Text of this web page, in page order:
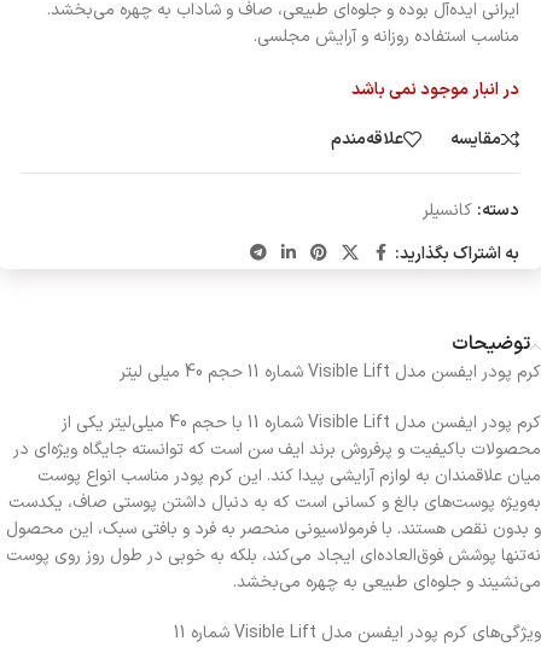
ایرانی ایده‌آل بوده و جلوه‌ای طبیعی، صاف و شاداب به چهره می‌بخشد.
مناسب استفاده روزانه و آرایش مجلسی.
در انبار موجود نمی باشد
مقایسه
علاقه‌مندم
دسته: کانسیلر
به اشتراک بگذارید:
توضیحات
کرم پودر ایفسن مدل Visible Lift شماره 11 حجم 40 میلی لیتر
کرم پودر ایفسن مدل Visible Lift شماره 11 با حجم 40 میلی‌لیتر یکی از
محصولات باکیفیت و پرفروش برند ایف سن است که توانسته جایگاه ویژه‌ای در
میان علاقمندان به لوازم آرایشی پیدا کند. این کرم پودر مناسب انواع پوست
به‌ویژه پوست‌های بالغ و کسانی‌ است که به دنبال داشتن پوستی صاف، یکدست
و بدون نقص هستند. با فرمولاسیونی منحصر به فرد و بافتی سبک، این محصول
نه‌تنها پوشش فوق‌العاده‌ای ایجاد می‌کند، بلکه به خوبی در طول روز روی پوست
می‌نشیند و جلوه‌ای طبیعی به چهره می‌بخشد.
ویژگی‌های کرم پودر ایفسن مدل Visible Lift شماره 11